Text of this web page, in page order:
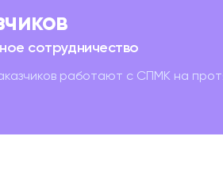
сотрудничество
работают с СПМК на